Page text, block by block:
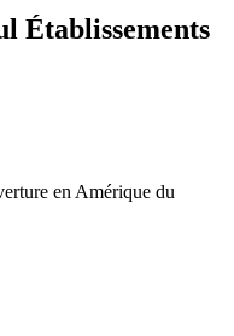
Établissements
en Amérique du